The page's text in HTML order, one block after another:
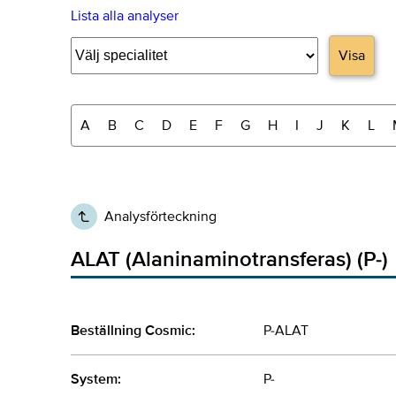
Lista alla analyser
Visa
A B C D E F G H I J K L
Analysförteckning
ALAT (Alaninaminotransferas) (P-)
Beställning Cosmic: P-ALAT
System: P-